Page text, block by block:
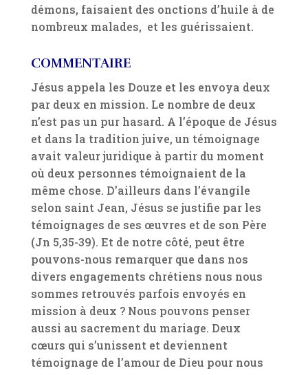
démons, faisaient des onctions d’huile à de
nombreux malades, et les guérissaient.
COMMENTAIRE
Jésus appela les Douze et les envoya deux
par deux en mission. Le nombre de deux
n’est pas un pur hasard. A l’époque de Jésus
et dans la tradition juive, un témoignage
avait valeur juridique à partir du moment
où deux personnes témoignaient de la
même chose. D’ailleurs dans l’évangile
selon saint Jean, Jésus se justifie par les
témoignages de ses œuvres et de son Père
(Jn 5,35-39). Et de notre côté, peut être
pouvons-nous remarquer que dans nos
divers engagements chrétiens nous nous
sommes retrouvés parfois envoyés en
mission à deux ? Nous pouvons penser
aussi au sacrement du mariage. Deux
cœurs qui s’unissent et deviennent
témoignage de l’amour de Dieu pour nous